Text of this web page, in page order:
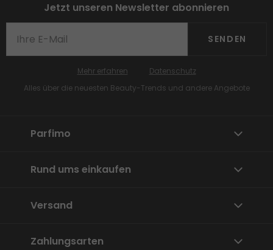
Jetzt unseren Newsletter abonnieren
SENDEN
Alles über die neuesten Beauty-Trends und andere Angebote
Mehr erfahren Datenschutz
Parfimo
Rund ums einkaufen
Versand
Zahlungsarten